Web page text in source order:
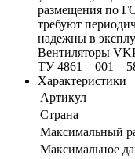
размещения по
требуют
надежны в
Вентиляторы
ТУ 4861 – 001 –
Характеристики
Артикул
Страна
Максимальный
Максимальное